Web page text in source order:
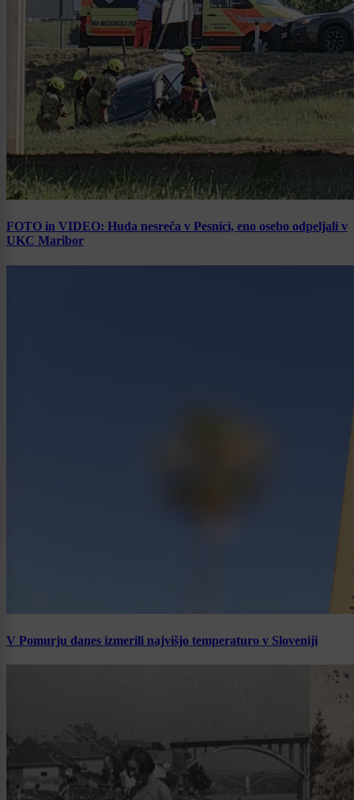
FOTO in VIDEO: Huda nesreča v Pesnici, eno osebo odpeljali v
UKC Maribor
V Pomurju danes izmerili najvišjo temperaturo v Sloveniji